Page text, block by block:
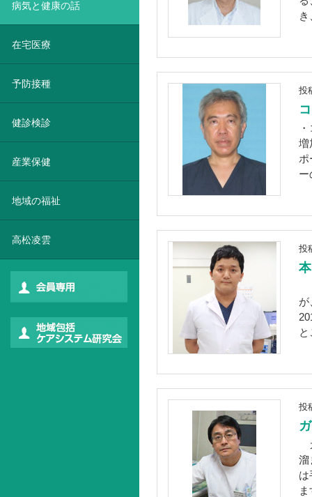
投
増
ポ
投
が
投
溜
は
病気と健康の話
在宅医療
予防接種
健診検診
産業保健
地域の福祉
高松凌雲